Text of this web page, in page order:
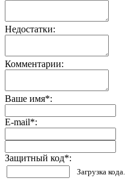
Недостатки:
Комментарии:
Ваше имя*:
E-mail*:
Защитный код*:
Загрузка кода...